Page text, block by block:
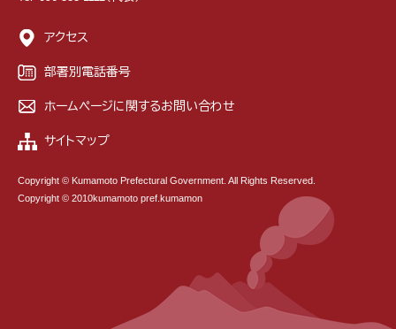
アクセス
部署別電話番号
ホームページに関するお問い合わせ
サイトマップ
Copyright © Kumamoto Prefectural Government. All Rights Reserved.
Copyright © 2010kumamoto pref.kumamon